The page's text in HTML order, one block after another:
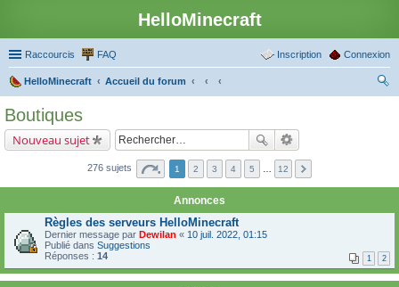
HelloMinecraft
Raccourcis FAQ Connexion
Inscription
HelloMinecraft
Accueil du forum
Boutiques
Nouveau sujet
276 sujets 1 2 3 4 5 12
Annonces
Règles des serveurs HelloMinecraft
Dernier message par Dewilan « 10 juil. 2022, 01:15
Publié dans Suggestions
Réponses : 14 1 2